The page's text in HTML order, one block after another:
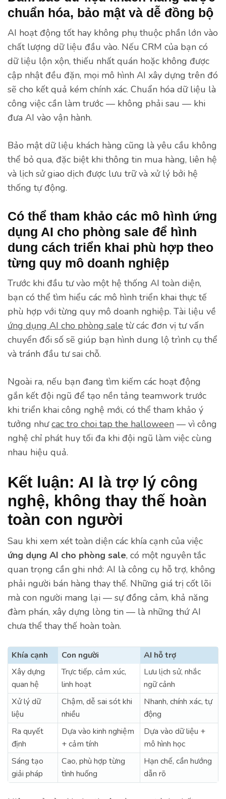
chuẩn hóa, bảo mật và dễ đồng bộ
AI hoạt động tốt hay không phụ thuộc phần lớn vào
chất lượng dữ liệu đầu vào. Nếu CRM của bạn có
dữ liệu lộn xộn, thiếu nhất quán hoặc không được
cập nhật đều đặn, mọi mô hình AI xây dựng trên đó
sẽ cho kết quả kém chính xác. Chuẩn hóa dữ liệu là
công việc cần làm trước — không phải sau — khi
đưa AI vào vận hành.
Bảo mật dữ liệu khách hàng cũng là yêu cầu không
thể bỏ qua, đặc biệt khi thông tin mua hàng, liên hệ
và lịch sử giao dịch được lưu trữ và xử lý bởi hệ
thống tự động.
Có thể tham khảo các mô hình ứng
dụng AI cho phòng sale để hình
dung cách triển khai phù hợp theo
từng quy mô doanh nghiệp
Trước khi đầu tư vào một hệ thống AI toàn diện,
bạn có thể tìm hiểu các mô hình triển khai thực tế
phù hợp với từng quy mô doanh nghiệp. Tài liệu về
ứng dụng AI cho phòng sale từ các đơn vị tư vấn
chuyển đổi số sẽ giúp bạn hình dung lộ trình cụ thể
và tránh đầu tư sai chỗ.
Ngoài ra, nếu bạn đang tìm kiếm các hoạt động
gắn kết đội ngũ để tạo nền tảng teamwork trước
khi triển khai công nghệ mới, có thể tham khảo ý
tưởng nhưcac tro choi tap the halloween — vì công
nghệ chỉ phát huy tối đa khi đội ngũ làm việc cùng
nhau hiệu quả.
Kết luận: AI là trợ lý công
nghệ, không thay thế hoàn
toàn con người
Sau khi xem xét toàn diện các khía cạnh của việc
ứng dụng AI cho phòng sale, có một nguyên tắc
quan trọng cần ghi nhớ: AI là công cụ hỗ trợ, không
phải người bán hàng thay thế. Những giá trị cốt lõi
mà con người mang lại — sự đồng cảm, khả năng
đàm phán, xây dựng lòng tin — là những thứ AI
chưa thể thay thế hoàn toàn.
Khía cạnh Con người
AI hỗ trợ
Xây dựng
quan hệ
Trực tiếp, cảm xúc,
linh hoạt
Lưu lịch sử, nhắc
ngữ cảnh
Xử lý dữ
liệu
Chậm, dễ sai sót khi
nhiều
Nhanh, chính xác, tự
động
Ra quyết
định
Dựa vào kinh nghiệm
+ cảm tính
Dựa vào dữ liệu +
mô hình học
Sáng tạo
giải pháp
Cao, phù hợp từng
tình huống
Hạn chế, cần hướng
dẫn rõ